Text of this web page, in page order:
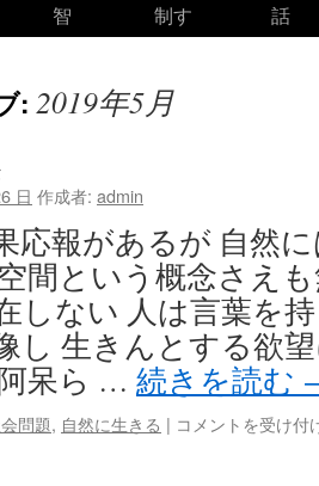
智
制す
話
: 2019年5月
日 作成者: admin
応報があるが 自然
間という概念さえ
しない 人は言葉を
し 生きんとする欲
呆ら … 続きを読む
問題, 自然に生きる | 欲
コメントを受け付